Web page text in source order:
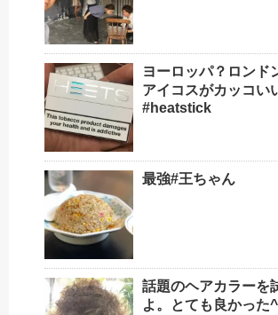
ヨーロッパ？ロンド
アイコスがカッコい
#heatstick
最強#王ちゃん
話題のヘアカラーを
よ。とても良かっ